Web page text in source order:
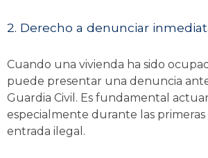
2. Derecho a denunciar
Cuando una vivienda ha sido
puede presentar una denuncia
Guardia Civil. Es fundamental
especialmente durante las primeras
entrada ilegal.